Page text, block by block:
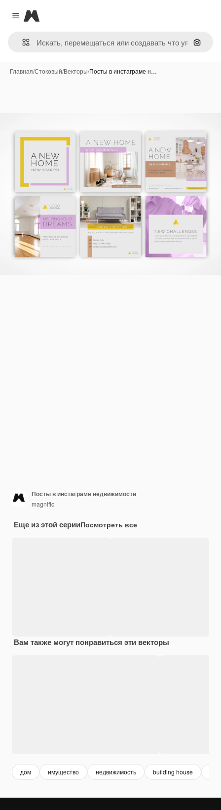
Close menu
Magnific
Поиск
Главная/Стоковый/Векторы/Посты в инстаграме н…
Посты в инстаграме недвижимости
magnific
Еще из этой серииПосмотреть все
Вам также могут понравиться эти векторы
дом имущество недвижимость building house